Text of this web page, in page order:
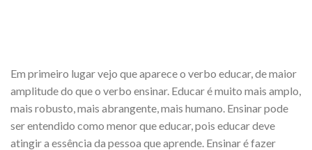
Em primeiro lugar vejo que aparece o verbo educar, de maior
amplitude do que o verbo ensinar. Educar é muito mais amplo,
mais robusto, mais abrangente, mais humano. Ensinar pode
ser entendido como menor que educar, pois educar deve
atingir a essência da pessoa que aprende. Ensinar é fazer